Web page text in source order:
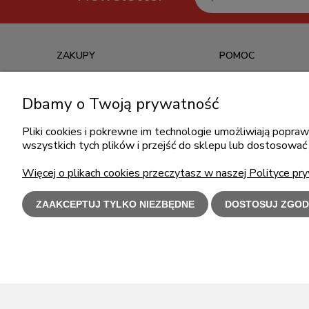
ZAKUPY
Informacje o leasingu
Koszt dostawy
POMOC
Regulamin zakupów
Użytkowanie
Dbamy o Twoją prywatność
Pliki cookies i pokrewne im technologie umożliwiają
wszystkich tych plików i przejść do sklepu lub
Więcej o plikach cookies przeczytasz w naszej Polityce
ZAAKCEPTUJ TYLKO NIEZBĘDNE DOSTOSUJ